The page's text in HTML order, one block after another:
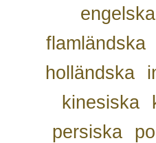
flamländska
holländska
kinesiska
persiska